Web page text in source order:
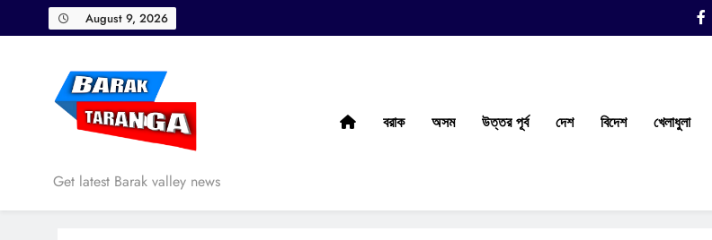
to
August 9, 2026
Barak Taranga
Get latest Barak valley news
বরাক অসম উত্তর পূর্ব দেশ বিদেশ খেলাধুলা